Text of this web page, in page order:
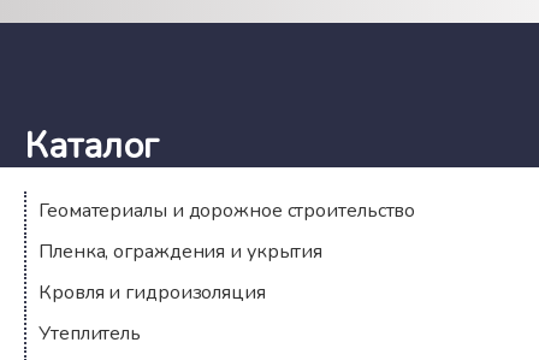
Каталог
Геоматериалы и дорожное строительство
Пленка, ограждения и укрытия
Кровля и гидроизоляция
Утеплитель